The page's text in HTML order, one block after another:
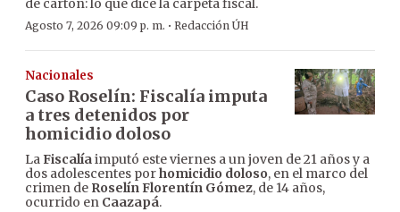
de cartón: lo que dice la carpeta fiscal.
Agosto 7, 2026 09:09 p. m. · Redacción ÚH
Nacionales
Caso Roselín: Fiscalía imputa
a tres detenidos por
homicidio doloso
LaFiscalíaimputó este viernes a un joven de 21 años y a
dos adolescentes porhomicidio doloso, en el marco del
crimen de Roselín Florentín Gómez, de 14 años,
ocurrido en Caazapá.